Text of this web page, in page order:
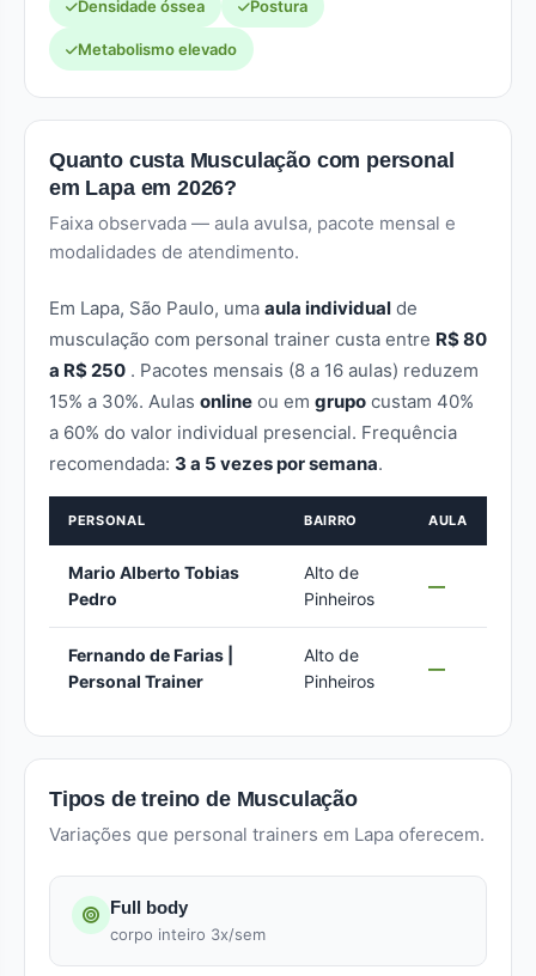
Densidade óssea Postura
Metabolismo elevado
Quanto custa Musculação com personal
em Lapa em 2026?
Faixa observada — aula avulsa, pacote mensal e
modalidades de atendimento.
Em Lapa, São Paulo, uma aula individual de
musculação com personal trainer custa entre R$ 80
a R$ 250 . Pacotes mensais (8 a 16 aulas) reduzem
15% a 30%. Aulas online ou em grupo custam 40%
a 60% do valor individual presencial. Frequência
recomendada: 3 a 5 vezes por semana.
PERSONAL BAIRRO AULA
Mario Alberto Tobias
Pedro
Alto de
Pinheiros
—
Fernando de Farias |
Personal Trainer
Alto de
Pinheiros
—
Tipos de treino de Musculação
Variações que personal trainers em Lapa oferecem.
Full body
corpo inteiro 3x/sem